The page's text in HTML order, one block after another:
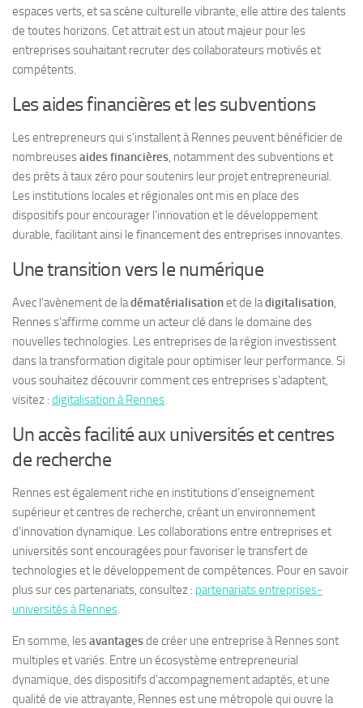
espaces verts, et sa scène culturelle vibrante, elle attire des talents
de toutes horizons. Cet attrait est un atout majeur pour les
entreprises souhaitant recruter des collaborateurs motivés et
compétents.
Les aides financières et les subventions
Les entrepreneurs qui s’installent à Rennes peuvent bénéficier de
nombreusesaides financières, notamment des subventions et
des prêts à taux zéro pour soutenirs leur projet entrepreneurial.
Les institutions locales et régionales ont mis en place des
dispositifs pour encourager l’innovation et le développement
durable, facilitant ainsi le financement des entreprises innovantes.
Une transition vers le numérique
Avec l’avènement de ladématérialisationet de ladigitalisation,
Rennes s’affirme comme un acteur clé dans le domaine des
nouvelles technologies. Les entreprises de la région investissent
dans la transformation digitale pour optimiser leur performance. Si
vous souhaitez découvrir comment ces entreprises s’adaptent,
visitez : digitalisation à Rennes.
Un accès facilité aux universités et centres
de recherche
Rennes est également riche en institutions d’enseignement
supérieur et centres de recherche, créant un environnement
d’innovation dynamique. Les collaborations entre entreprises et
universités sont encouragées pour favoriser le transfert de
technologies et le développement de compétences. Pour en savoir
plus sur ces partenariats, consultez : partenariats entreprises-
universités à Rennes.
En somme, lesavantagesde créer une entreprise à Rennes sont
multiples et variés. Entre un écosystème entrepreneurial
dynamique, des dispositifs d’accompagnement adaptés, et une
qualité de vie attrayante, Rennes est une métropole qui ouvre la